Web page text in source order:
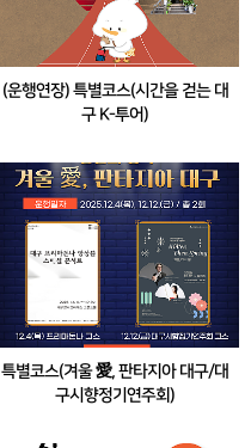
(운행연장) 특별코스(시간을 걷는 대
구 K-투어)
방'에서 쌍화차를 즐겨요~
특별코스(겨울 愛, 판타지아 대구/대
구시향정기연주회)